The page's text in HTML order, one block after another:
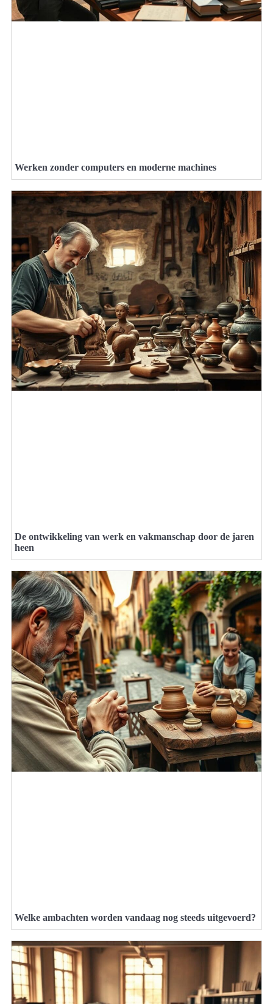
Werken zonder computers en moderne machines
De ontwikkeling van werk en vakmanschap door de jaren
heen
Welke ambachten worden vandaag nog steeds uitgevoerd?